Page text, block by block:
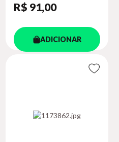
R$ 91,00
ADICIONAR